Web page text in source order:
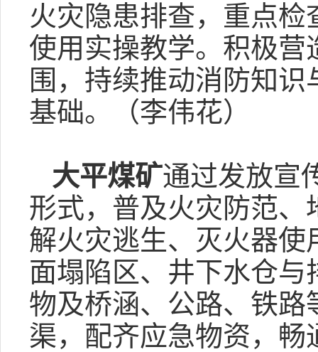
火灾隐患排查，重点
使用实操教学。积极营
围，持续推动消防知
基础。（李伟花）
大平煤矿通过发放宣
形式，普及火灾防范
解火灾逃生、灭火器
面塌陷区、井下水仓
物及桥涵、公路、铁
渠，配齐应急物资，